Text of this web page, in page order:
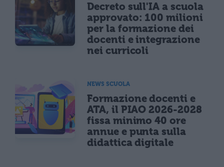
Decreto sull'IA a scuola
approvato: 100 milioni
per la formazione dei
docenti e integrazione
nei curricoli
NEWS SCUOLA
Formazione docenti e
ATA, il PIAO 2026-2028
fissa minimo 40 ore
annue e punta sulla
didattica digitale